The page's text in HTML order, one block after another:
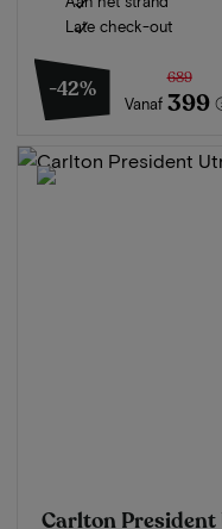
Late check-out
-42%
Vanaf
689
399
Carlton